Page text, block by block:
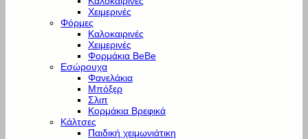
Χειμερινές
Φόρμες
Καλοκαιρινές
Χειμερινές
Φορμάκια BeBe
Εσώρουχα
Φανελάκια
Μπόξερ
Σλιπ
Κορμάκια Βρεφικά
Κάλτσες
Παιδική χειμωνιάτικη